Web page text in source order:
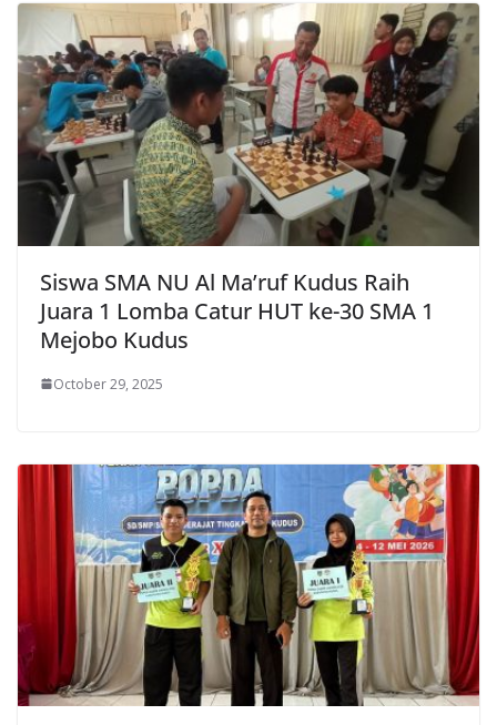
Siswa SMA NU Al Ma’ruf Kudus Raih
Juara 1 Lomba Catur HUT ke-30 SMA 1
Mejobo Kudus
October 29, 2025